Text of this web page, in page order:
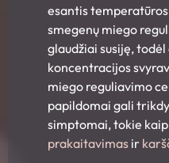
esantis
smegenų miego
glaudžiai susiję,
koncentracijos
miego reguliavimo
papildomai gali
simptomai, tokie kaip
prakaitavimas ir